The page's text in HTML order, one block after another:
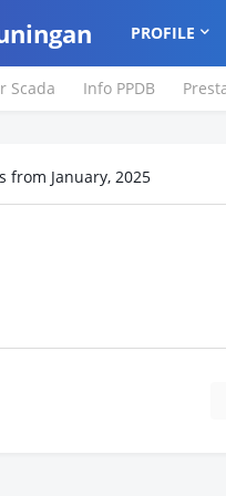
PROFILE
Scada Info PPDB
from January, 2025